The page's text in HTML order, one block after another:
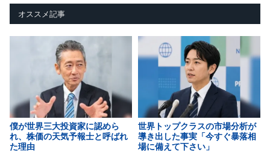
オススメ記事
僕が世界三大投資家に認めら
れ、株価の天気予報士と呼ばれ
た理由
世界トップクラスの市場分析が
導き出した事実「今すぐ暴落相
場に備えて下さい」